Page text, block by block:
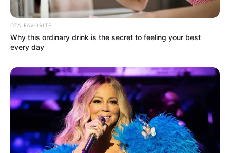
CTA FAVORITE
Why this ordinary drink is the secret to feeling your best
every day